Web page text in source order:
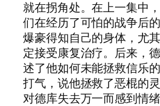
就在拐角处。在上一集中
们在经历了可怕的战争后
爆豪得知自己的身体，尤
定接受康复治疗。后来，
述了他如何未能拯救信乐
打气，说他拯救了恶棍的
对德库失去万一而感到情